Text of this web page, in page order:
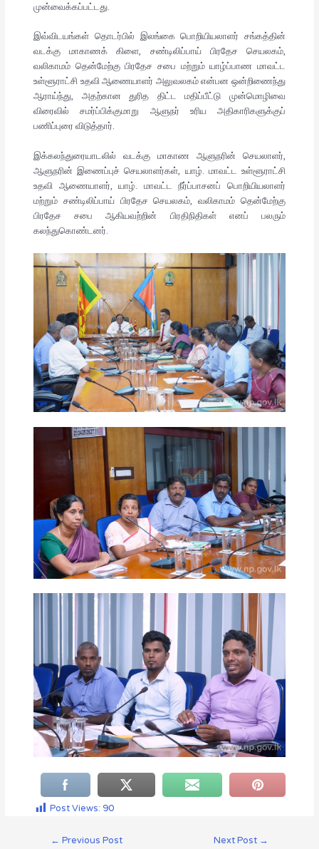
முன்வைக்கப்பட்டது.
இவ்விடயங்கள் தொடர்பில் இலங்கை பொறியியலாளர் சங்கத்தின்
வடக்கு மாகாணக் கிளை, சண்டிலிப்பாய் பிரதேச செயலகம்,
வலிகாமம் தென்மேற்கு பிரதேச சபை மற்றும் யாழ்ப்பாண மாவட்ட
உள்ளூராட்சி உதவி ஆணையாளர் அலுவலகம் என்பன ஒன்றிணைந்து
ஆராய்ந்து, அதற்கான துரித திட்ட மதிப்பீட்டு முன்மொழிவை
விரைவில் சமர்ப்பிக்குமாறு ஆளுநர் உரிய அதிகாரிகளுக்குப்
பணிப்புரை விடுத்தார்.
இக்கலந்துரையாடலில் வடக்கு மாகாண ஆளுநரின் செயலாளர்,
ஆளுநரின் இணைப்புச் செயலாளர்கள், யாழ். மாவட்ட உள்ளூராட்சி
உதவி ஆணையாளர், யாழ். மாவட்ட நீர்ப்பாசனப் பொறியியலாளர்
மற்றும் சண்டிலிப்பாய் பிரதேச செயலகம், வலிகாமம் தென்மேற்கு
பிரதேச சபை ஆகியவற்றின் பிரதிநிதிகள் எனப் பலரும்
கலந்துகொண்டனர்.
Post Views: 90
← Previous Post Next Post →